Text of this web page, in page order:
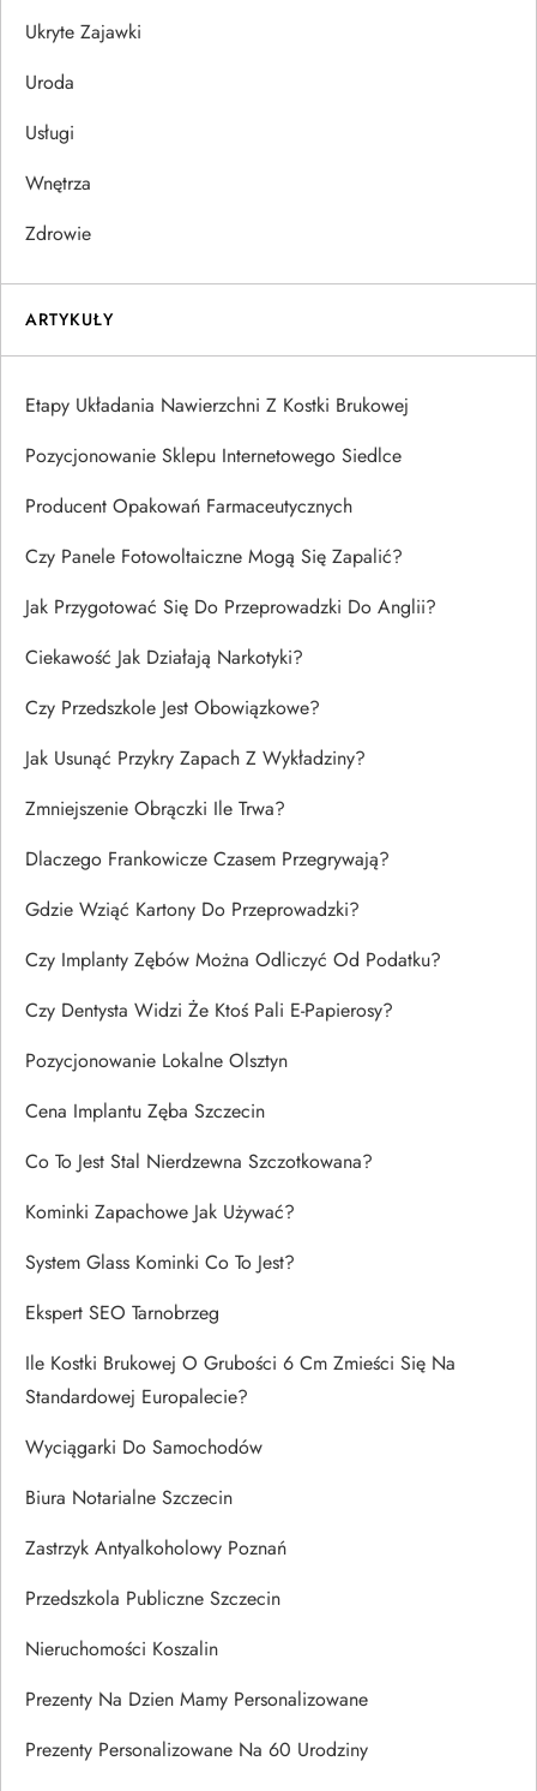
Ukryte Zajawki
Uroda
Usługi
Wnętrza
Zdrowie
ARTYKUŁY
Etapy Układania Nawierzchni Z Kostki Brukowej
Pozycjonowanie Sklepu Internetowego Siedlce
Producent Opakowań Farmaceutycznych
Czy Panele Fotowoltaiczne Mogą Się Zapalić?
Jak Przygotować Się Do Przeprowadzki Do Anglii?
Ciekawość Jak Działają Narkotyki?
Czy Przedszkole Jest Obowiązkowe?
Jak Usunąć Przykry Zapach Z Wykładziny?
Zmniejszenie Obrączki Ile Trwa?
Dlaczego Frankowicze Czasem Przegrywają?
Gdzie Wziąć Kartony Do Przeprowadzki?
Czy Implanty Zębów Można Odliczyć Od Podatku?
Czy Dentysta Widzi Że Ktoś Pali E-Papierosy?
Pozycjonowanie Lokalne Olsztyn
Cena Implantu Zęba Szczecin
Co To Jest Stal Nierdzewna Szczotkowana?
Kominki Zapachowe Jak Używać?
System Glass Kominki Co To Jest?
Ekspert SEO Tarnobrzeg
Ile Kostki Brukowej O Grubości 6 Cm Zmieści Się Na
Standardowej Europalecie?
Wyciągarki Do Samochodów
Biura Notarialne Szczecin
Zastrzyk Antyalkoholowy Poznań
Przedszkola Publiczne Szczecin
Nieruchomości Koszalin
Prezenty Na Dzien Mamy Personalizowane
Prezenty Personalizowane Na 60 Urodziny